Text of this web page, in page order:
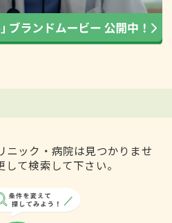
ニック・病院は見つかりませ
て検索して下さい。